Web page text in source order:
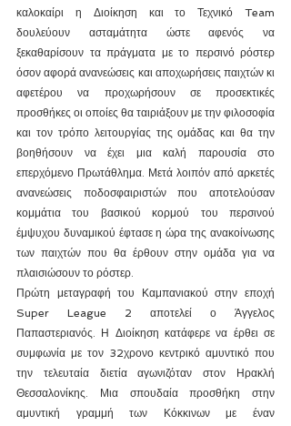
καλοκαίρι η Διοίκηση και το Τεχνικό Team
δουλεύουν ασταμάτητα ώστε αφενός να
ξεκαθαρίσουν τα πράγματα με το περσινό ρόστερ
όσον αφορά ανανεώσεις και αποχωρήσεις παιχτών κι
αφετέρου να προχωρήσουν σε προσεκτικές
προσθήκες οι οποίες θα ταιριάξουν με την φιλοσοφία
και τον τρόπο λειτουργίας της ομάδας και θα την
βοηθήσουν να έχει μια καλή παρουσία στο
επερχόμενο Πρωτάθλημα. Μετά λοιπόν από αρκετές
ανανεώσεις ποδοσφαιριστών που αποτελούσαν
κομμάτια του βασικού κορμού του περσινού
έμψυχου δυναμικού έφτασε η ώρα της ανακοίνωσης
των παιχτών που θα έρθουν στην ομάδα για να
πλαισιώσουν το ρόστερ.
Πρώτη μεταγραφή του Καμπανιακού στην εποχή
Super League 2 αποτελεί ο Άγγελος
Παπαστεριανός. Η Διοίκηση κατάφερε να έρθει σε
συμφωνία με τον 32χρονο κεντρικό αμυντικό που
την τελευταία διετία αγωνιζόταν στον Ηρακλή
Θεσσαλονίκης. Μια σπουδαία προσθήκη στην
αμυντική γραμμή των Κόκκινων με έναν